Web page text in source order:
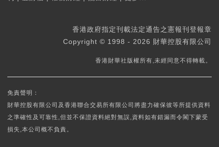
香港政府指定刊載法定通告之憲報刊登報章
Copyright © 1998 - 2026 財華控股有限公司
香港財華社版權所有,未經同意不得轉載。
免責聲明：
財華控股有限公司及香港聯合交易所有限公司將盡力確保彼等所提供資料
之準確性及可靠性,但並不保證資料絕對無誤,資料如有錯漏而令閣下蒙受
損失,本公司概不負責。